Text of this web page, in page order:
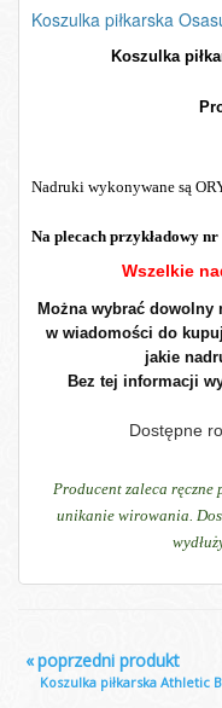
Koszulka piłkarska
Koszulka
Na plecach przykładowy
Wszelkie
Można wybrać dowolny
w wiadomości do
jakie
Bez tej informacji
Dostępne
Producent zaleca ręczne
unikanie wirowania.
«poprzedni produkt
Koszulka piłkarska Athletic